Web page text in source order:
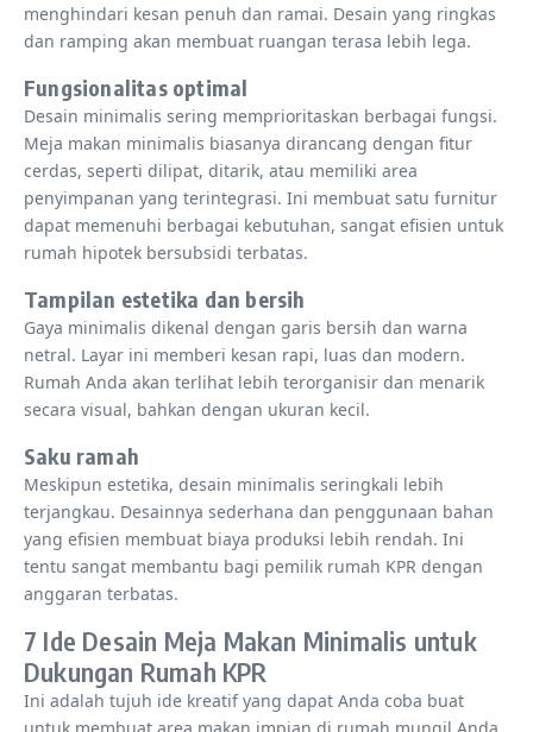
menghindari kesan penuh dan ramai. Desain yang ringkas
dan ramping akan membuat ruangan terasa lebih lega.
Fungsionalitas optimal
Desain minimalis sering memprioritaskan berbagai fungsi.
Meja makan minimalis biasanya dirancang dengan fitur
cerdas, seperti dilipat, ditarik, atau memiliki area
penyimpanan yang terintegrasi. Ini membuat satu furnitur
dapat memenuhi berbagai kebutuhan, sangat efisien untuk
rumah hipotek bersubsidi terbatas.
Tampilan estetika dan bersih
Gaya minimalis dikenal dengan garis bersih dan warna
netral. Layar ini memberi kesan rapi, luas dan modern.
Rumah Anda akan terlihat lebih terorganisir dan menarik
secara visual, bahkan dengan ukuran kecil.
Saku ramah
Meskipun estetika, desain minimalis seringkali lebih
terjangkau. Desainnya sederhana dan penggunaan bahan
yang efisien membuat biaya produksi lebih rendah. Ini
tentu sangat membantu bagi pemilik rumah KPR dengan
anggaran terbatas.
7 Ide Desain Meja Makan Minimalis untuk
Dukungan Rumah KPR
Ini adalah tujuh ide kreatif yang dapat Anda coba buat